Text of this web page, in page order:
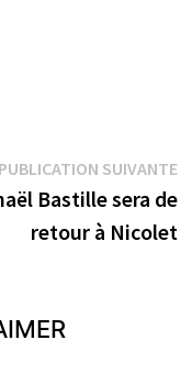
:
PUBLICATION SUIVANTE
Bastille sera de
retour à Nicolet